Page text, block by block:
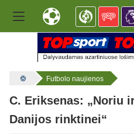
Futbolo naujienos
C. Eriksenas: „Noriu
Danijos rinktinei“